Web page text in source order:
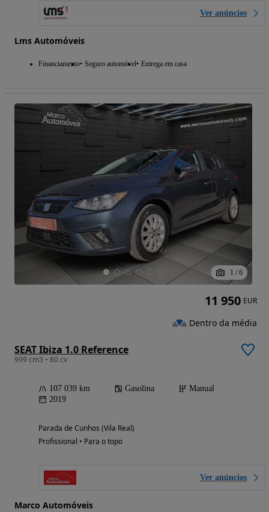
Ver anúncios
Lms Automóveis
Financiamento Seguro automóvel Entrega em casa
1 / 6
SEAT Ibiza 1.0 Reference
999 cm3 • 80 cv
107 039 km Gasolina
Manual
2019
Parada de Cunhos (Vila Real)
Profissional • Para o topo
Ver anúncios
Marco Automóveis
11 950 EUR
Dentro da média